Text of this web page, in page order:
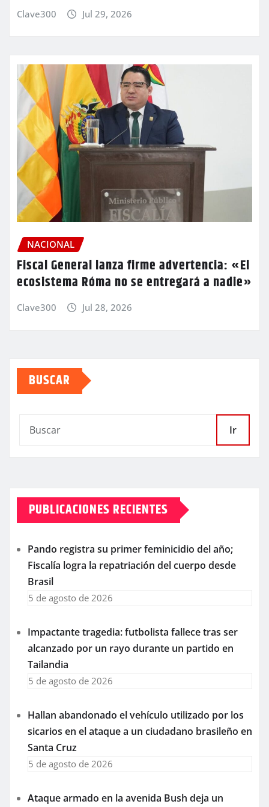
Clave300 Jul 29, 2026
NACIONAL
Fiscal General lanza firme advertencia: «El
ecosistema Róma no se entregará a nadie»
Clave300 Jul 28, 2026
BUSCAR
Ir
PUBLICACIONES RECIENTES
Pando registra su primer feminicidio del año;
Fiscalía logra la repatriación del cuerpo desde
Brasil
5 de agosto de 2026
Impactante tragedia: futbolista fallece tras ser
alcanzado por un rayo durante un partido en
Tailandia
5 de agosto de 2026
Hallan abandonado el vehículo utilizado por los
sicarios en el ataque a un ciudadano brasileño en
Santa Cruz
5 de agosto de 2026
Ataque armado en la avenida Bush deja un